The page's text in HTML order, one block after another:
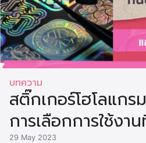
บทความ
สติ๊กเกอร์โฮโลแก
การเลือกการใช้งา
29 May 2023